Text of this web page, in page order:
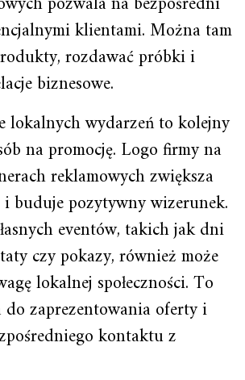
klientami. Można tam
rozdawać próbki i
biznesowe.
lokalnych wydarzeń to kolejny
na promocję. Logo firmy na
reklamowych zwiększa
buduje pozytywny wizerunek.
eventów, takich jak dni
czy pokazy, również może
lokalnej społeczności. To
do zaprezentowania oferty i
kontaktu z